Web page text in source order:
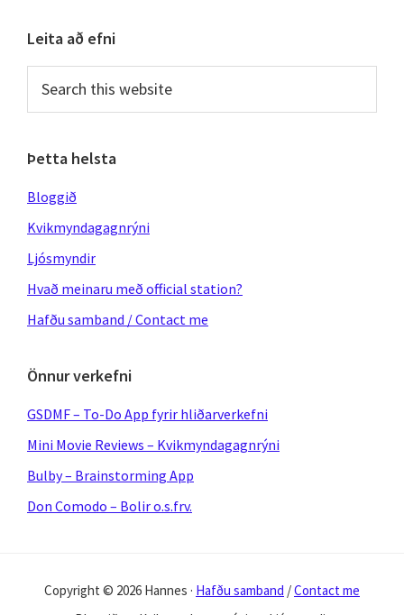
Primary
Sidebar
Leita að efni
this
website
Þetta helsta
Bloggið
Kvikmyndagagnrýni
Ljósmyndir
Hvað meinaru með official station?
Hafðu samband / Contact me
Önnur verkefni
GSDMF – To-Do App fyrir hliðarverkefni
Mini Movie Reviews – Kvikmyndagagnrýni
Bulby – Brainstorming App
Don Comodo – Bolir o.s.frv.
Copyright © 2026 Hannes · Hafðu samband /Contact me